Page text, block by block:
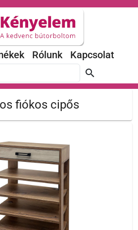
Rólunk
Kapcsolat
search
fiókos cipős